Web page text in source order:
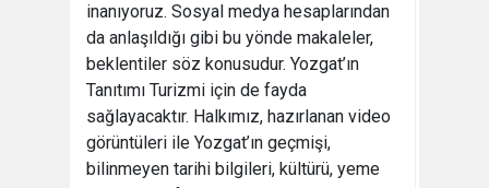
inanıyoruz. Sosyal medya hesaplarından
da anlaşıldığı gibi bu yönde makaleler,
beklentiler söz konusudur. Yozgat’ın
Tanıtımı Turizmi için de fayda
sağlayacaktır. Halkımız, hazırlanan video
görüntüleri ile Yozgat’ın geçmişi,
bilinmeyen tarihi bilgileri, kültürü, yeme